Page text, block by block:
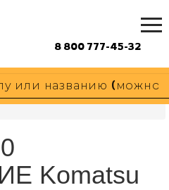
8 800 777-45-32
Komatsu